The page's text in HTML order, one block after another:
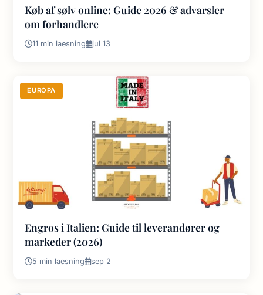
Køb af sølv online: Guide 2026 & advarsler
om forhandlere
11 min laesning jul 13
EUROPA
Engros i Italien: Guide til leverandører og
markeder (2026)
5 min laesning sep 2